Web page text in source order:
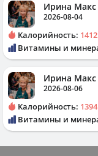
Ирина Макс
2026-08-04
Калорийность:
Витамины и
Ирина Макс
2026-08-06
Калорийность:
Витамины и